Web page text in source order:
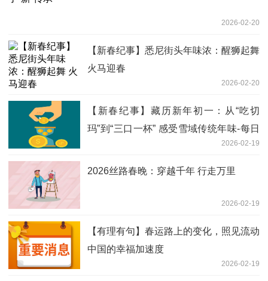
2026-02-20
【新春纪事】悉尼街头年味浓：醒狮起舞
火马迎春
2026-02-20
【新春纪事】藏历新年初一：从“吃切
玛”到“三口一杯” 感受雪域传统年味-每日
2026-02-19
2026丝路春晚：穿越千年 行走万里
2026-02-19
【有理有句】春运路上的变化，照见流动
中国的幸福加速度
2026-02-19